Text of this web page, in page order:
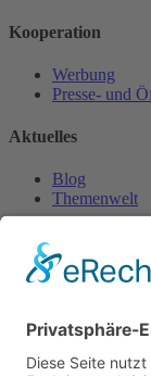
Kooperation
Werbung
Presse- und
Aktuelles
Blog
Themenwelt
Zertifikat
Geprüfter
© 2023